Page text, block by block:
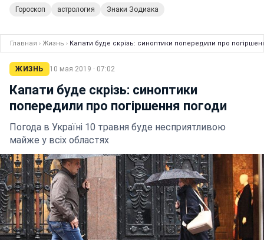
Гороскоп астрология Знаки Зодиака
Главная › Жизнь › Капати буде скрізь: синоптики попередили про
ЖИЗНЬ 10 мая 2019 · 07:02
Капати буде скрізь: синоптики
попередили про погіршення погоди
Погода в Україні 10 травня буде несприятливою
майже у всіх областях